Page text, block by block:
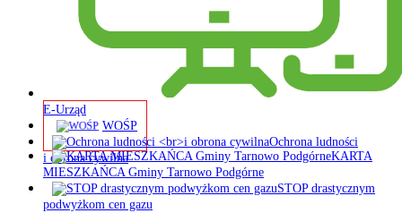
E-Urząd
WOŚP
Ochrona ludności
i obrona cywilna
KARTA
MIESZKAŃCA Gminy Tarnowo Podgórne
STOP drastycznym
podwyżkom cen gazu